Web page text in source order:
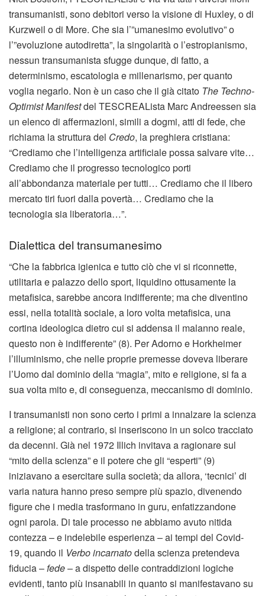
transumanisti, sono debitori verso la visione di Huxley, o di
Kurzweil o di More. Che sia l’”umanesimo evolutivo” o
l’”evoluzione autodiretta”, la singolarità o l’estropianismo,
nessun transumanista sfugge dunque, di fatto, a
determinismo, escatologia e millenarismo, per quanto
voglia negarlo. Non è un caso che il già citato The Techno-
Optimist Manifestdel TESCREALista Marc Andreessen sia
un elenco di affermazioni, simili a dogmi, atti di fede, che
richiama la struttura del Credo, la preghiera cristiana:
“Crediamo che l’intelligenza artificiale possa salvare vite…
Crediamo che il progresso tecnologico porti
all’abbondanza materiale per tutti… Crediamo che il libero
mercato tiri fuori dalla povertà… Crediamo che la
tecnologia sia liberatoria…”.
Dialettica del transumanesimo
“Che la fabbrica igienica e tutto ciò che vi si riconnette,
utilitaria e palazzo dello sport, liquidino ottusamente la
metafisica, sarebbe ancora indifferente; ma che diventino
essi, nella totalità sociale, a loro volta metafisica, una
cortina ideologica dietro cui si addensa il malanno reale,
questo non è indifferente” (8). Per Adorno e Horkheimer
l’illuminismo, che nelle proprie premesse doveva liberare
l’Uomo dal dominio della “magia”, mito e religione, si fa a
sua volta mito e, di conseguenza, meccanismo di dominio.
I transumanisti non sono certo i primi a innalzare la scienza
a religione; al contrario, si inseriscono in un solco tracciato
da decenni. Già nel 1972 Illich invitava a ragionare sul
“mito della scienza” e il potere che gli “esperti” (9)
iniziavano a esercitare sulla società; da allora, ‘tecnici’ di
varia natura hanno preso sempre più spazio, divenendo
figure che i media trasformano in guru, enfatizzandone
ogni parola. Di tale processo ne abbiamo avuto nitida
contezza – e indelebile esperienza – ai tempi del Covid-
19, quando il Verbo incarnatodella scienza pretendeva
fiducia –fede– a dispetto delle contraddizioni logiche
evidenti, tanto più insanabili in quanto si manifestavano su